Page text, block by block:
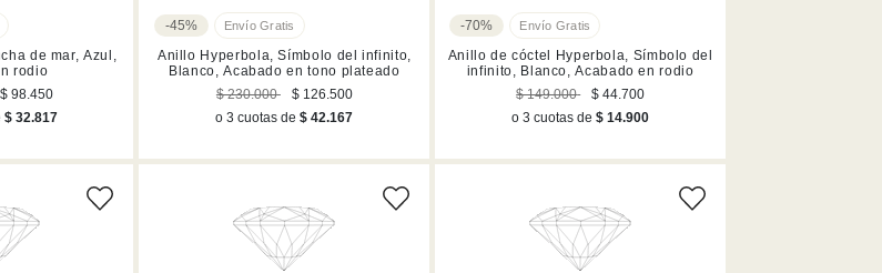
de mar, Azul,
rodio
$ 98.450
$ 32.817
-45%
Anillo Hyperbola, Símbolo del infinito,
Blanco, Acabado en tono plateado
$ 230.000
$ 126.500
o 3 cuotas de$ 42.167
-70%
Anillo de cóctel Hyperbola, Símbolo del
infinito, Blanco, Acabado en rodio
$ 149.000
$ 44.700
o 3 cuotas de$ 14.900